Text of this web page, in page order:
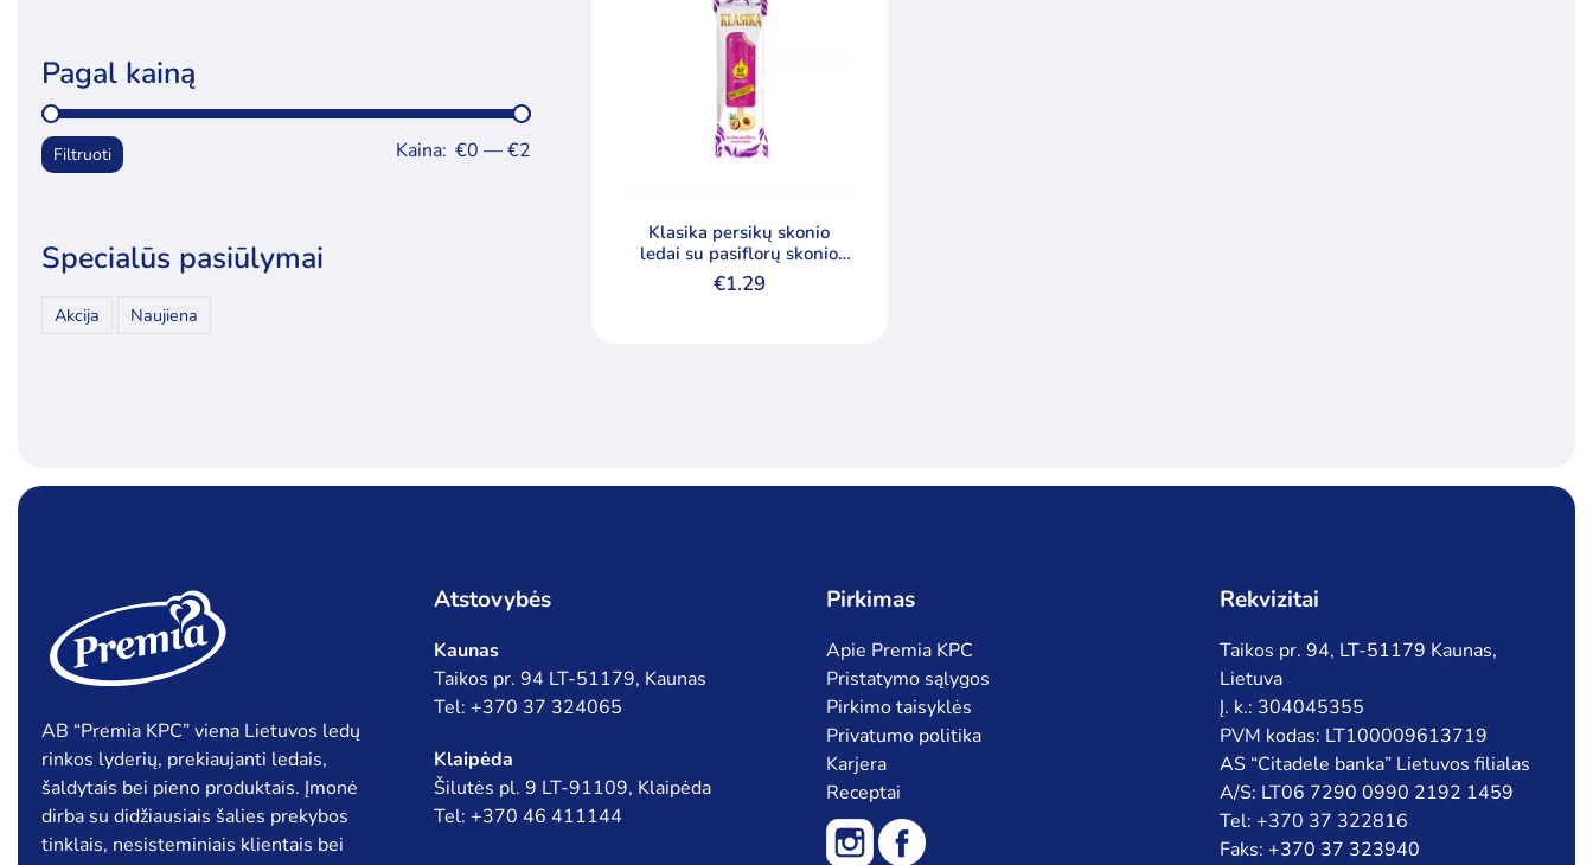
Pagal kainą
Min
Maks
Filtruoti Kaina: €0 —€2
Specialūs pasiūlymai
Akcija Naujiena
Klasika persikų skonio
ledai su pasiflorų skonio
glaistu
€1.29
AB “Premia KPC” viena Lietuvos ledų
rinkos lyderių, prekiaujanti ledais,
šaldytais bei pieno produktais. Įmonė
dirba su didžiausiais šalies prekybos
tinklais, nesisteminiais klientais bei
Atstovybės
Kaunas
Taikos pr. 94 LT-51179, Kaunas
Tel: +370 37 324065
Klaipėda
Šilutės pl. 9 LT-91109, Klaipėda
Tel: +370 46 411144
Pirkimas
Apie Premia KPC
Pristatymo sąlygos
Pirkimo taisyklės
Privatumo politika
Karjera
Receptai
Rekvizitai
Taikos pr. 94, LT-51179 Kaunas,
Lietuva
Į. k.: 304045355
PVM kodas: LT100009613719
AS “Citadele banka” Lietuvos filialas
A/S: LT06 7290 0990 2192 1459
Tel: +370 37 322816
Faks: +370 37 323940